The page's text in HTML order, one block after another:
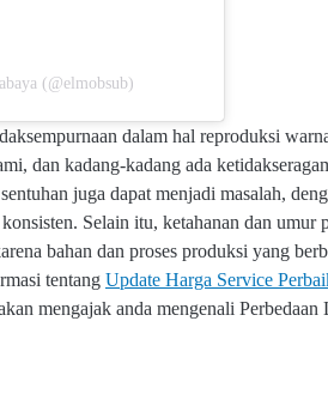
(@elmobsub)
dalam hal reproduksi
dan kadang-kadang ada
juga dapat menjadi masalah,
Selain itu, ketahanan dan umur
bahan dan proses produksi yang
tentang Update Harga Service
mengajak anda mengenali
Pe
ed
aa
ay
ar
C